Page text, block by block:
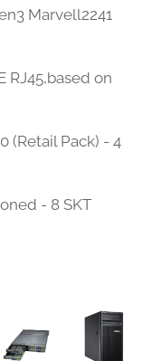
Marvell2241
RJ45,based on
(Retail Pack) - 4
- 8 SKT